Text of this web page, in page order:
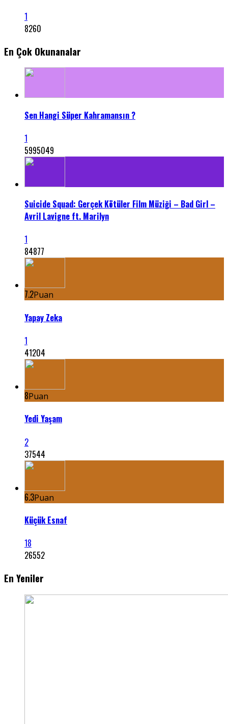
1
8260
En Çok Okunanalar
Sen Hangi Süper Kahramansın ?
1
5995049
Suicide Squad: Gerçek Kötüler Film Müziği – Bad Girl –
Avril Lavigne ft. Marilyn
1
84877
7.2Puan
Yapay Zeka
1
41204
8Puan
Yedi Yaşam
2
37544
6.3Puan
Küçük Esnaf
18
26552
En Yeniler